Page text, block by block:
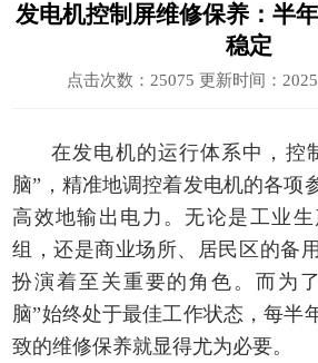
发电机控制屏维修保养：半
稳定
点击次数： 25075 更新时间：
在发电机的运行体系中，控
脑”，精准地调控着发电机的各项
高效地输出电力。无论是工业
组，还是商业场所、居民区的备
扮演着至关重要的角色。而为
脑”始终处于最佳工作状态，每半
致的维修保养就显得尤为必要。